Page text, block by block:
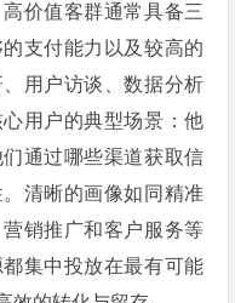
价值客群通常具备三
支付能力以及较高的
用户访谈、数据分析
用户的典型场景：他
通过哪些渠道获取信
清晰的画像如同精准
销推广和客户服务等
集中投放在最有可能